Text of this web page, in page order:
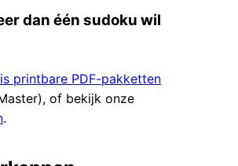
dan één sudoku wil
printbare PDF-pakketten
of bekijk onze
.